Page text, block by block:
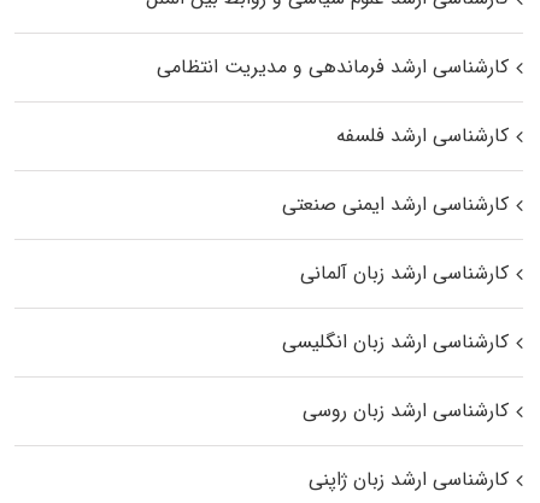
کارشناسی ارشد فرماندهی و مدیریت انتظامی
کارشناسی ارشد فلسفه
کارشناسی ارشد ایمنی صنعتی
کارشناسی ارشد زبان آلمانی
کارشناسی ارشد زبان انگلیسی
کارشناسی ارشد زبان روسی
کارشناسی ارشد زبان ژاپنی